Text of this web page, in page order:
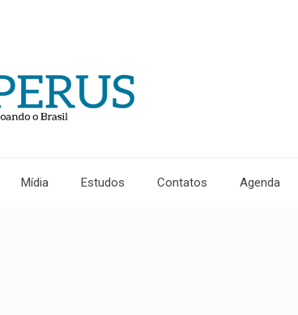
Mídia Estudos Contatos Agenda